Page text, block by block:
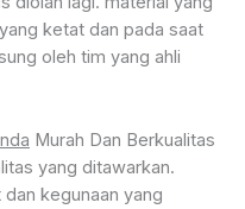
ketat dan pada saat
oleh tim yang ahli
Murah Dan Berkualitas
yang ditawarkan.
kegunaan yang